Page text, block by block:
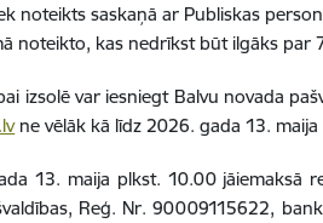
noteikts saskaņā ar Publiskas
noteikto, kas nedrīkst būt ilgāks par
izsolē var iesniegt Balvu novada
ne vēlāk kā līdz 2026. gada 13.
13. maija plkst. 10.00 jāiemaksā
Reģ. Nr. 90009115622,